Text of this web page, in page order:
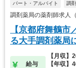
パート・アルバイト 調
調剤薬局の薬剤師求人
【京都府舞鶴
る大手調剤薬局
給与
【月収】
【年収】